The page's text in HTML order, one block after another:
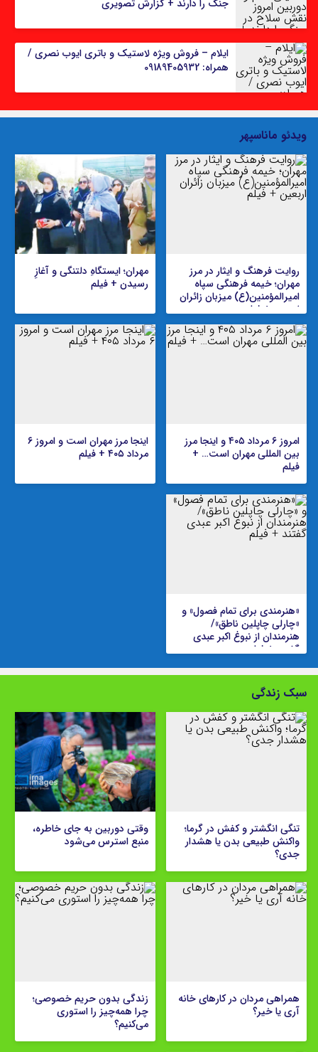
جنگ را دارند + گزارش تصویری
ایلام – فروش ویژه لاستیک و باتری ایوب نصری‌ /
همراه: 09189405932
ویدئو ماناسپهر
روایت فرهنگ و ایثار در مرز
مهران؛ خیمه فرهنگی سپاه
امیرالمؤمنین(ع) میزبان زائران
اربعین + فیلم
مهران؛ ایستگاهِ دلتنگی و آغازِ
رسیدن + فیلم
امروز ۶ مرداد ۴۰۵ و اینجا مرز
بین المللی مهران است… +
فیلم
اینجا مرز مهران است و امروز ۶
مرداد ۴۰۵ + فیلم
«هنرمندی برای تمام فصول» و
«چارلی چاپلین ناطق»/
هنرمندان از نبوغ اکبر عبدی
گفتند + فیلم
سبک زندگی
تنگی انگشتر و کفش در گرما؛
واکنش طبیعی بدن یا هشدار
جدی؟
وقتی دوربین به جای خاطره،
منبع استرس می‌شود
همراهی مردان در کارهای خانه
آری یا خیر؟
زندگی بدون حریم خصوصی؛
چرا همه‌چیز را استوری
می‌کنیم؟